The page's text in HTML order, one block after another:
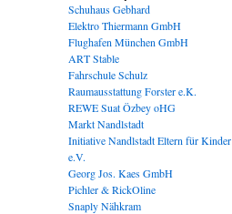
Schuhaus Gebhard
Elektro Thiermann GmbH
Flughafen München GmbH
ART Stable
Fahrschule Schulz
Raumausstattung Forster e.K.
REWE Suat Özbey oHG
Markt Nandlstadt
Initiative Nandlstadt Eltern für Kinder
e.V.
Georg Jos. Kaes GmbH
Pichler & RickOline
Snaply Nähkram